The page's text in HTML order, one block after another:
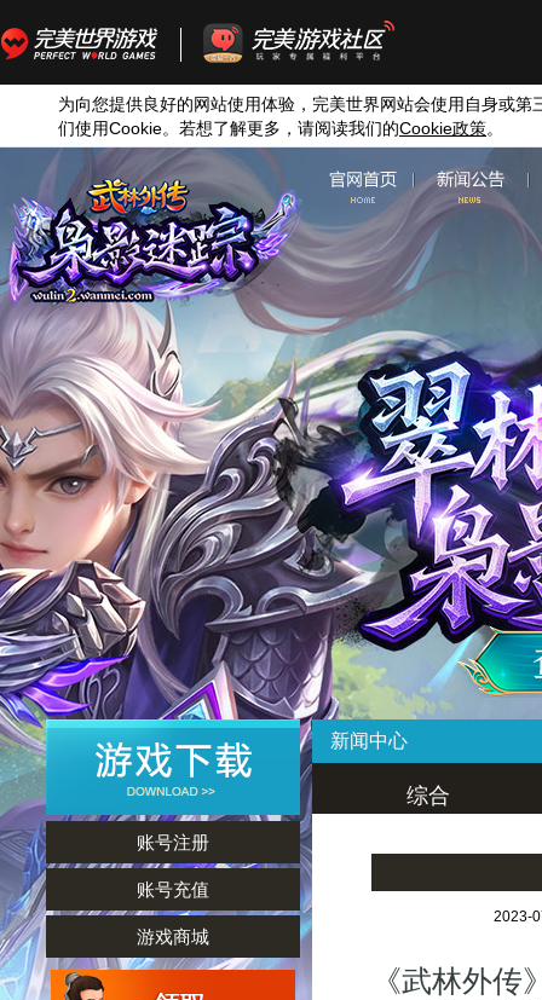
为向您提供良好的网站使用体验，完美世界网站会使用自身或第
们使用Cookie。若想了解更多，请阅读我们的Cookie政策。
账号注册
账号充值
游戏商城
新闻中心
综合
2023-
《武林外